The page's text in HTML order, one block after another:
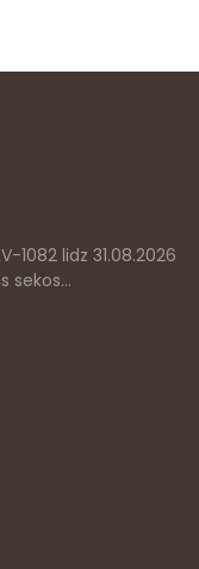
1082 lidz 31.08.2026
sekos...